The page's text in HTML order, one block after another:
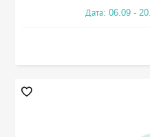
Дата: 06.09 -